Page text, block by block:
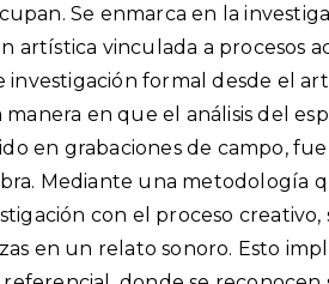
Se enmarca en la
artística vinculada a procesos
investigación formal desde el
en que el análisis del
en grabaciones de campo,
Mediante una metodología
con el proceso creativo,
en un relato sonoro. Esto